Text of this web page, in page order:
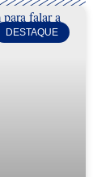
DESTAQUE